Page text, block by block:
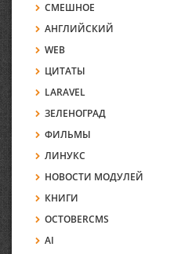
СМЕШНОЕ
АНГЛИЙСКИЙ
WEB
ЦИТАТЫ
LARAVEL
ЗЕЛЕНОГРАД
ФИЛЬМЫ
ЛИНУКС
НОВОСТИ МОДУЛЕЙ
КНИГИ
OCTOBERCMS
AI